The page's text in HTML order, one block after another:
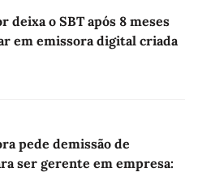
deixa o SBT após 8 meses
em emissora digital criada
pede demissão de
ser gerente em empresa: